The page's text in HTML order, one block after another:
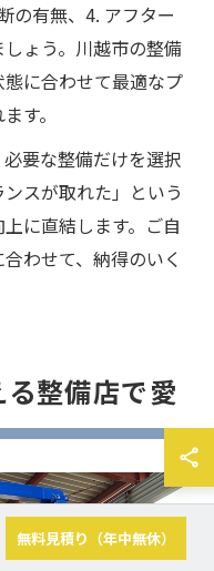
の有無、4. アフター
ょう。川越市の整備
に合わせて最適なプ
す。
要な整備だけを選択
スが取れた」という
に直結します。ご自
わせて、納得のいく
整備店で愛
無料見積り（年中無休）